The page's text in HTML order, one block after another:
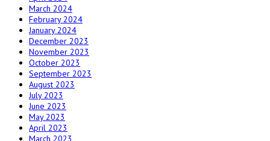
March 2024
February 2024
January 2024
December 2023
November 2023
October 2023
September 2023
August 2023
July 2023
June 2023
May 2023
April 2023
March 2023